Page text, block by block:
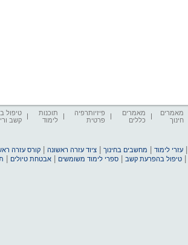
מאמרים
חינוך
מאמרים
כללים
פיזיותרפיה
פרטית
תוכנות
לימוד
טיפול
קשב
עזרי לימוד מחשבים בחינוך |ציוד עזרה ראשונה |קורס עזרה
|טיפול בהפרעת קשב |ספרי לימוד משומשים |אבטחת טיולים